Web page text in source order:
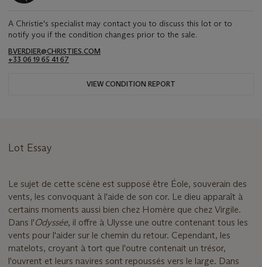
A Christie's specialist may contact you to discuss this lot or to
notify you if the condition changes prior to the sale.
BVERDIER@CHRISTIES.COM
+33 06 19 65 41 67
VIEW CONDITION REPORT
Lot Essay
Le sujet de cette scène est supposé être Éole, souverain des
vents, les convoquant à l'aide de son cor. Le dieu apparaît à
certains moments aussi bien chez Homère que chez Virgile.
Dans l'Odyssée, il offre à Ulysse une outre contenant tous les
vents pour l'aider sur le chemin du retour. Cependant, les
matelots, croyant à tort que l'outre contenait un trésor,
l'ouvrent et leurs navires sont repoussés vers le large. Dans